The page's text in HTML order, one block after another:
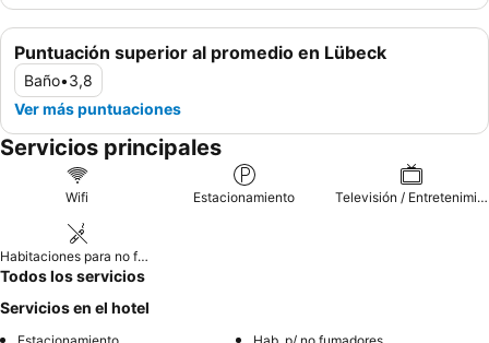
Puntuación superior al promedio en Lübeck
Baño•3,8
Ver más puntuaciones
Servicios principales
Wifi Estacionamiento Televisión / Entretenimiento
Habitaciones para no fumadores
Todos los servicios
Servicios en el hotel